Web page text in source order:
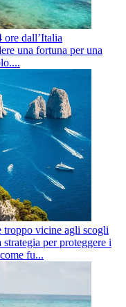
dall’Italia
una fortuna per una
troppo vicine agli scogli
per proteggere i
fu...